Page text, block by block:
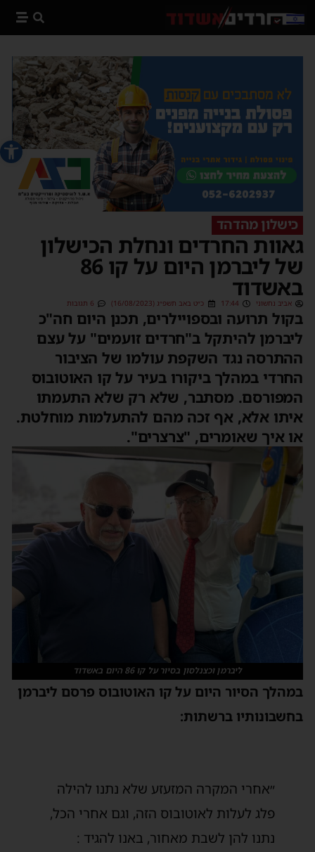
פתח
כישלון מהדהד
גאוות החרדים ונחלת הכישלון
של ליברמן היום על קו 86
באשדוד
אביב נחשוני 17:44 כ״ט באב תשפ״ג (16/08/2023) 6 תגובות
בקול תרועה ובספויילרים, תכנן היום חה"כ
ליברמן להיתקל ב"חרדים זועמים" על עצם
ההתרסה נגד השקפת עולמו של הציבור
החרדי במהלך ביקורו בעיר על קו האוטובוס
המפורסם. מסתבר, שלא רק שלא התעמתו
איתו אלא, אף זכה מהם להתעלמות מוחלטת.
או איך שאומרים, "צרצרים".
ליברמן וכצנלסון בסיור על קו 86 היום באשדוד
במהלך הסיור היום על קו האוטובוס פרסם ליברמן
בחשבונותיו ברשתות:
״אחרי המקרה המזעזע שלא נתנו להילה
פלג לעלות לאוטובוס הזה, וגם אחרי הכל,
נתנו להן לשבת מאחור, באנו להגיד :